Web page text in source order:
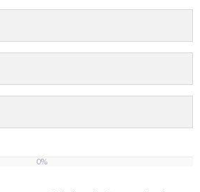
0%